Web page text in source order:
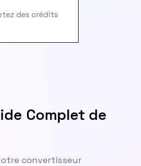
des crédits
Complet de
convertisseur